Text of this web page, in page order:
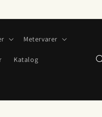
Metervarer
Katalog